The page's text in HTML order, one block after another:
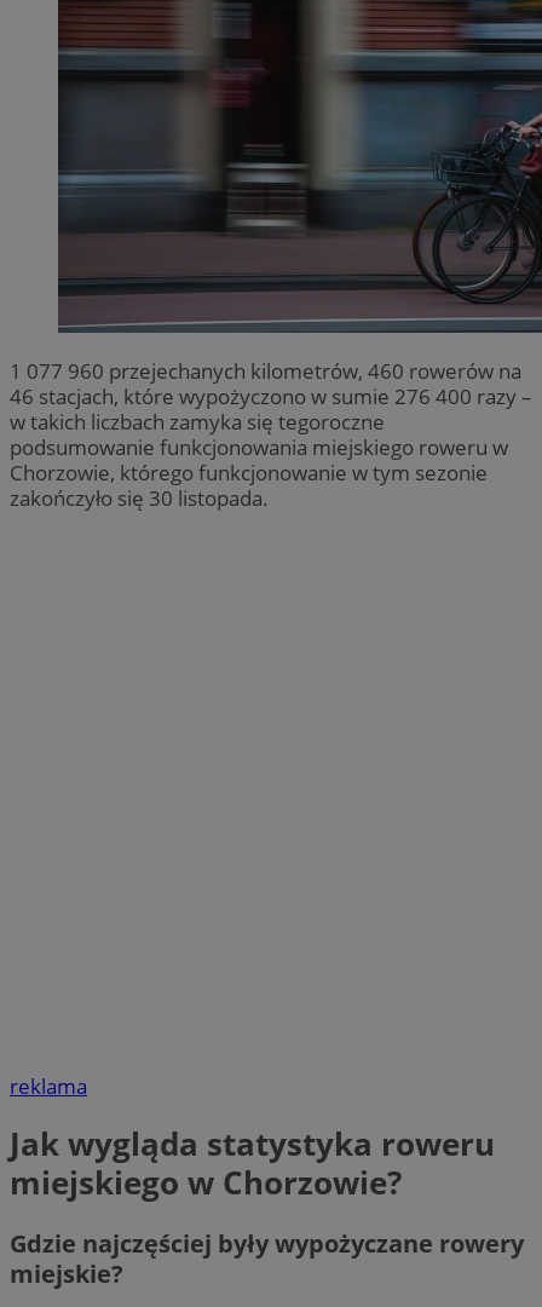
1 077 960 przejechanych kilometrów, 460 rowerów na
46 stacjach, które wypożyczono w sumie 276 400 razy –
w takich liczbach zamyka się tegoroczne
podsumowanie funkcjonowania miejskiego roweru w
Chorzowie, którego funkcjonowanie w tym sezonie
zakończyło się 30 listopada.
reklama
Jak wygląda statystyka roweru
miejskiego w Chorzowie?
Gdzie najczęściej były wypożyczane rowery
miejskie?